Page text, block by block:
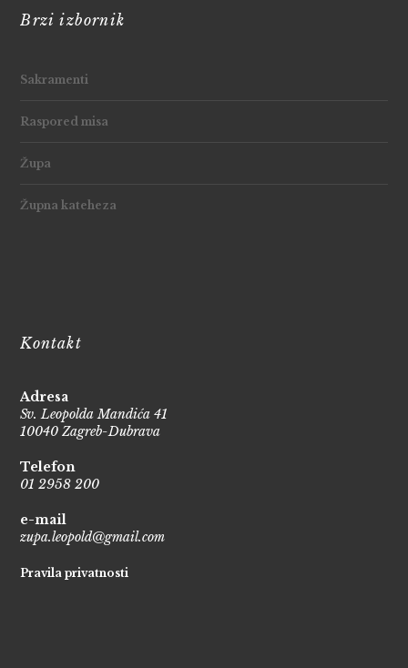
Brzi izbornik
Sakramenti
Raspored misa
Župa
Župna kateheza
Kontakt
Adresa
Sv. Leopolda Mandića 41
10040 Zagreb-Dubrava
Telefon
01 2958 200
e-mail
zupa.leopold@gmail.com
Pravila privatnosti